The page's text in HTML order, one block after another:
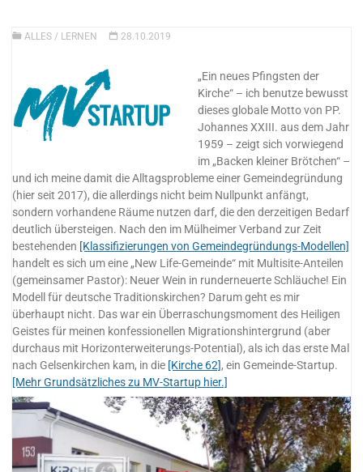
ALLES / LERNEN 28.10.2019
„Ein neues Pfingsten der
Kirche“ – ich benutze bewusst
dieses globale Motto von PP.
Johannes XXIII. aus dem Jahr
1959 – zeigt sich vorwiegend
im „Backen kleiner Brötchen“ –
und ich meine damit die Alltagsprobleme einer Gemeindegründung
(hier seit 2017), die allerdings nicht beim Nullpunkt anfängt,
sondern vorhandene Räume nutzen darf, die den derzeitigen Bedarf
deutlich übersteigen. Nach den im Mülheimer Verband zur Zeit
bestehenden [Klassifizierungen von Gemeindegründungs-Modellen]
handelt es sich um eine „New Life-Gemeinde“ mit Multisite-Anteilen
(gemeinsamer Pastor): Neuer Wein in runderneuerte Schläuche! Ein
Modell für deutsche Traditionskirchen? Darum geht es mir
überhaupt nicht. Das war ein Überraschungsmoment des Heiligen
Geistes für meinen konfessionellen Migrationshintergrund (aber
durchaus mit Horizonterweiterungs-Potential), als ich das erste Mal
nach Gelsenkirchen kam, in die [Kirche 62], ein Gemeinde-Startup.
[Mehr Grundsätzliches zu MV-Startup hier.]